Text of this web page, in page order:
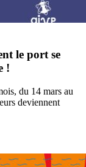
le port se
!
du 14 mars au
deviennent